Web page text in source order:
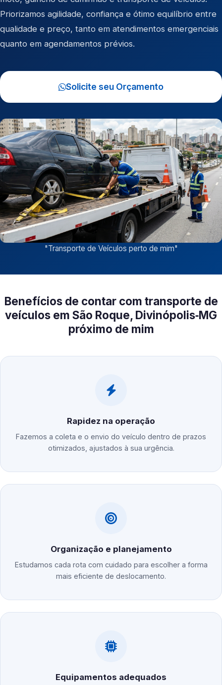
Priorizamos agilidade, confiança e ótimo equilíbrio entre
qualidade e preço, tanto em atendimentos emergenciais
quanto em agendamentos prévios.
Solicite seu Orçamento
"Transporte de Veículos perto de mim"
Benefícios de contar com transporte de
veículos em São Roque, Divinópolis‑MG
próximo de mim
Rapidez na operação
Fazemos a coleta e o envio do veículo dentro de prazos
otimizados, ajustados à sua urgência.
Organização e planejamento
Estudamos cada rota com cuidado para escolher a forma
mais eficiente de deslocamento.
Equipamentos adequados